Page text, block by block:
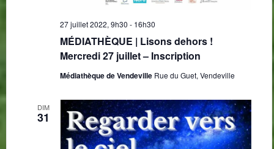
MÉDIATHÈQUE | Lisons dehors !
Mercredi 27 juillet – Inscription
27 juillet 2022, 9h30 - 16h30
Médiathèque de Vendeville Rue du Guet, Vendeville
DIM
31